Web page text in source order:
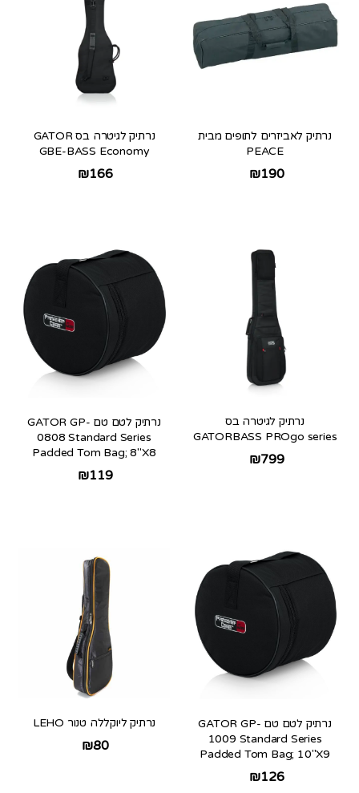
נרתיק לאביזרים לתופים מבית
PEACE
₪190
נרתיק לגיטרה בס GATOR
GBE-BASS Economy
₪166
נרתיק לגיטרה בס
GATORBASS PROgo series
₪799
נרתיק לטם טם GATOR GP-
0808 Standard Series
Padded Tom Bag; 8″X8
₪119
נרתיק לטם טם GATOR GP-
1009 Standard Series
Padded Tom Bag; 10″X9
₪126
נרתיק ליוקללה טנור LEHO
₪80